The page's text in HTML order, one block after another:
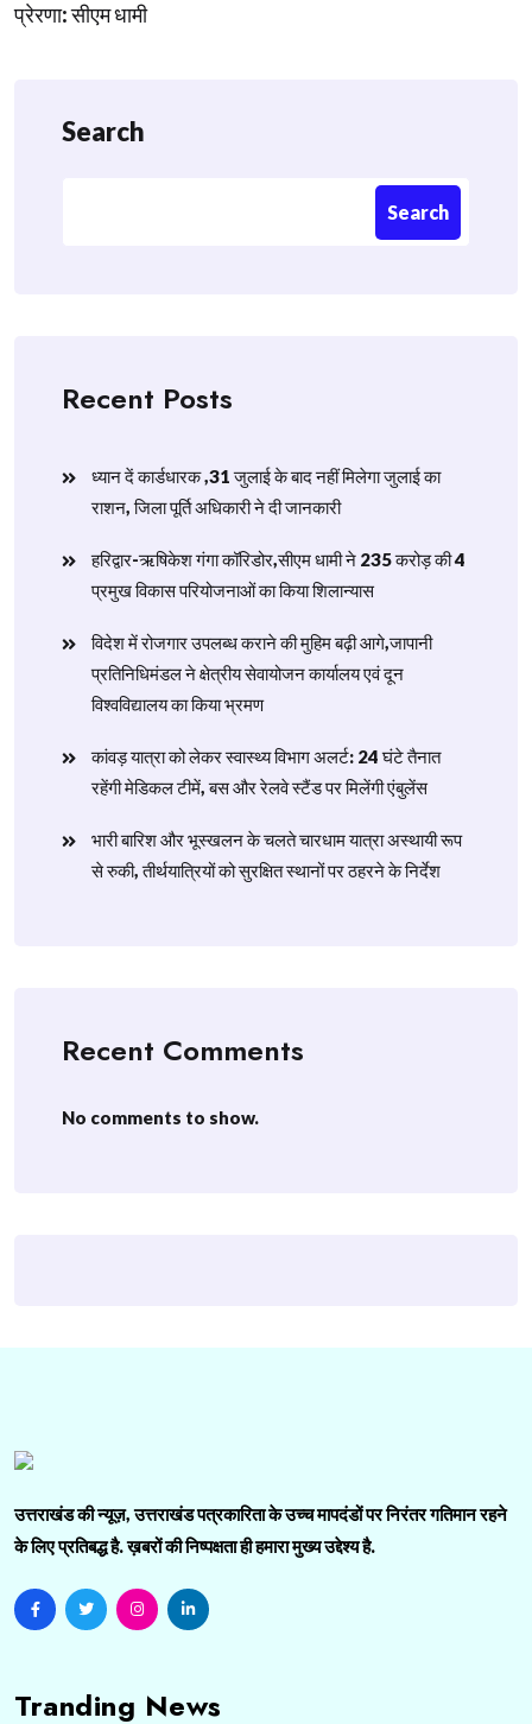
प्रेरणा: सीएम धामी
Search
Search
Recent Posts
ध्यान दें कार्डधारक ,31 जुलाई के बाद नहीं मिलेगा जुलाई का
राशन, जिला पूर्ति अधिकारी ने दी जानकारी
हरिद्वार-ऋषिकेश गंगा कॉरिडोर,सीएम धामी ने 235 करोड़ की 4
प्रमुख विकास परियोजनाओं का किया शिलान्यास
विदेश में रोजगार उपलब्ध कराने की मुहिम बढ़ी आगे,जापानी
प्रतिनिधिमंडल ने क्षेत्रीय सेवायोजन कार्यालय एवं दून
विश्वविद्यालय का किया भ्रमण
​कांवड़ यात्रा को लेकर स्वास्थ्य विभाग अलर्ट: 24 घंटे तैनात
रहेंगी मेडिकल टीमें, बस और रेलवे स्टैंड पर मिलेंगी एंबुलेंस
​भारी बारिश और भूस्खलन के चलते चारधाम यात्रा अस्थायी रूप
से रुकी, तीर्थयात्रियों को सुरक्षित स्थानों पर ठहरने के निर्देश
Recent Comments
No comments to show.
उत्तराखंड की न्यूज़, उत्तराखंड पत्रकारिता के उच्च मापदंडों पर निरंतर गतिमान रहने
के लिए प्रतिबद्ध है. ख़बरों की निष्पक्षता ही हमारा मुख्य उद्देश्य है.
Tranding News